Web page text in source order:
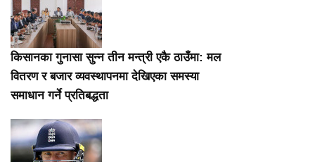
किसानका गुनासा सुन्न तीन मन्त्री एकै ठाउँमा: मल
वितरण र बजार व्यवस्थापनमा देखिएका समस्या
समाधान गर्ने प्रतिबद्धता